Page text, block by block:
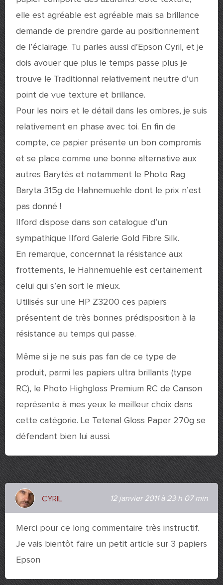
elle est agréable est agréable mais sa brillance
demande de prendre garde au positionnement
de l’éclairage. Tu parles aussi d’Epson Cyril, et je
dois avouer que plus le temps passe plus je
trouve le Traditionnal relativement neutre d’un
point de vue texture et brillance.
Pour les noirs et le détail dans les ombres, je suis
relativement en phase avec toi. En fin de
compte, ce papier présente un bon compromis
et se place comme une bonne alternative aux
autres Barytés et notamment le Photo Rag
Baryta 315g de Hahnemuehle dont le prix n’est
pas donné !
Ilford dispose dans son catalogue d’un
sympathique Ilford Galerie Gold Fibre Silk.
En remarque, concernnat la résistance aux
frottements, le Hahnemuehle est certainement
celui qui s’en sort le mieux.
Utilisés sur une HP Z3200 ces papiers
présentent de très bonnes prédisposition à la
résistance au temps qui passe.
Même si je ne suis pas fan de ce type de
produit, parmi les papiers ultra brillants (type
RC), le Photo Highgloss Premium RC de Canson
représente à mes yeux le meilleur choix dans
cette catégorie. Le Tetenal Gloss Paper 270g se
défendant bien lui aussi.
CYRIL 12 janvier 2011 à 23 h 07 min
Merci pour ce long commentaire très instructif.
Je vais bientôt faire un petit article sur 3 papiers
Epson